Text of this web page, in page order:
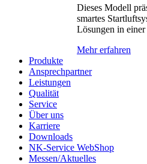
Dieses Modell
smartes
Lösungen in einer
Mehr erfahren
Produkte
Ansprechpartner
Leistungen
Qualität
Service
Über uns
Karriere
Downloads
NK-Service WebShop
Messen/Aktuelles